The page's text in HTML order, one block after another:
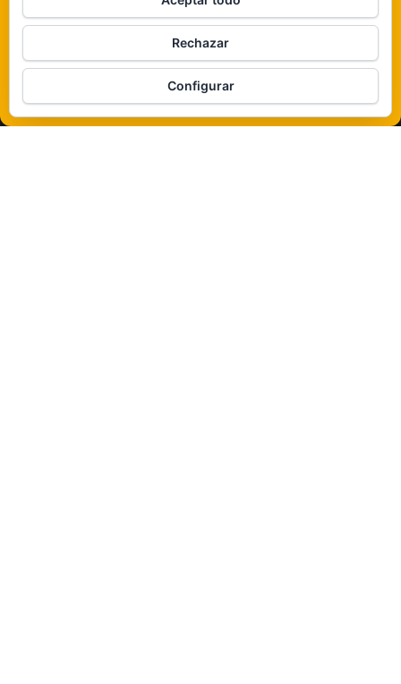
De ninguna manera
Veámos que hay aquí
Política de cookies
Funciona gracias aWordPress |Tema:Envo Magazine
Rechazar
Configurar